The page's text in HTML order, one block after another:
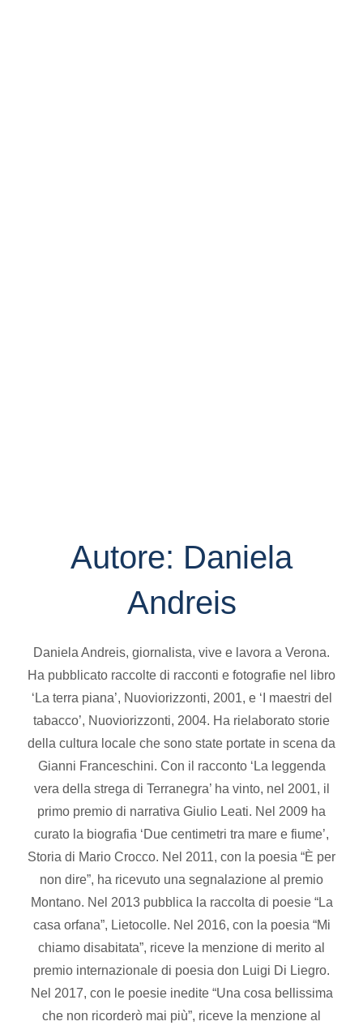
Autore: Daniela
Andreis
Daniela Andreis, giornalista, vive e lavora a Verona.
Ha pubblicato raccolte di racconti e fotografie nel libro
‘La terra piana’, Nuoviorizzonti, 2001, e ‘I maestri del
tabacco’, Nuoviorizzonti, 2004. Ha rielaborato storie
della cultura locale che sono state portate in scena da
Gianni Franceschini. Con il racconto ‘La leggenda
vera della strega di Terranegra’ ha vinto, nel 2001, il
primo premio di narrativa Giulio Leati. Nel 2009 ha
curato la biografia ‘Due centimetri tra mare e fiume’,
Storia di Mario Crocco. Nel 2011, con la poesia “È per
non dire”, ha ricevuto una segnalazione al premio
Montano. Nel 2013 pubblica la raccolta di poesie “La
casa orfana”, Lietocolle. Nel 2016, con la poesia “Mi
chiamo disabitata”, riceve la menzione di merito al
premio internazionale di poesia don Luigi Di Liegro.
Nel 2017, con le poesie inedite “Una cosa bellissima
che non ricorderò mai più”, riceve la menzione al